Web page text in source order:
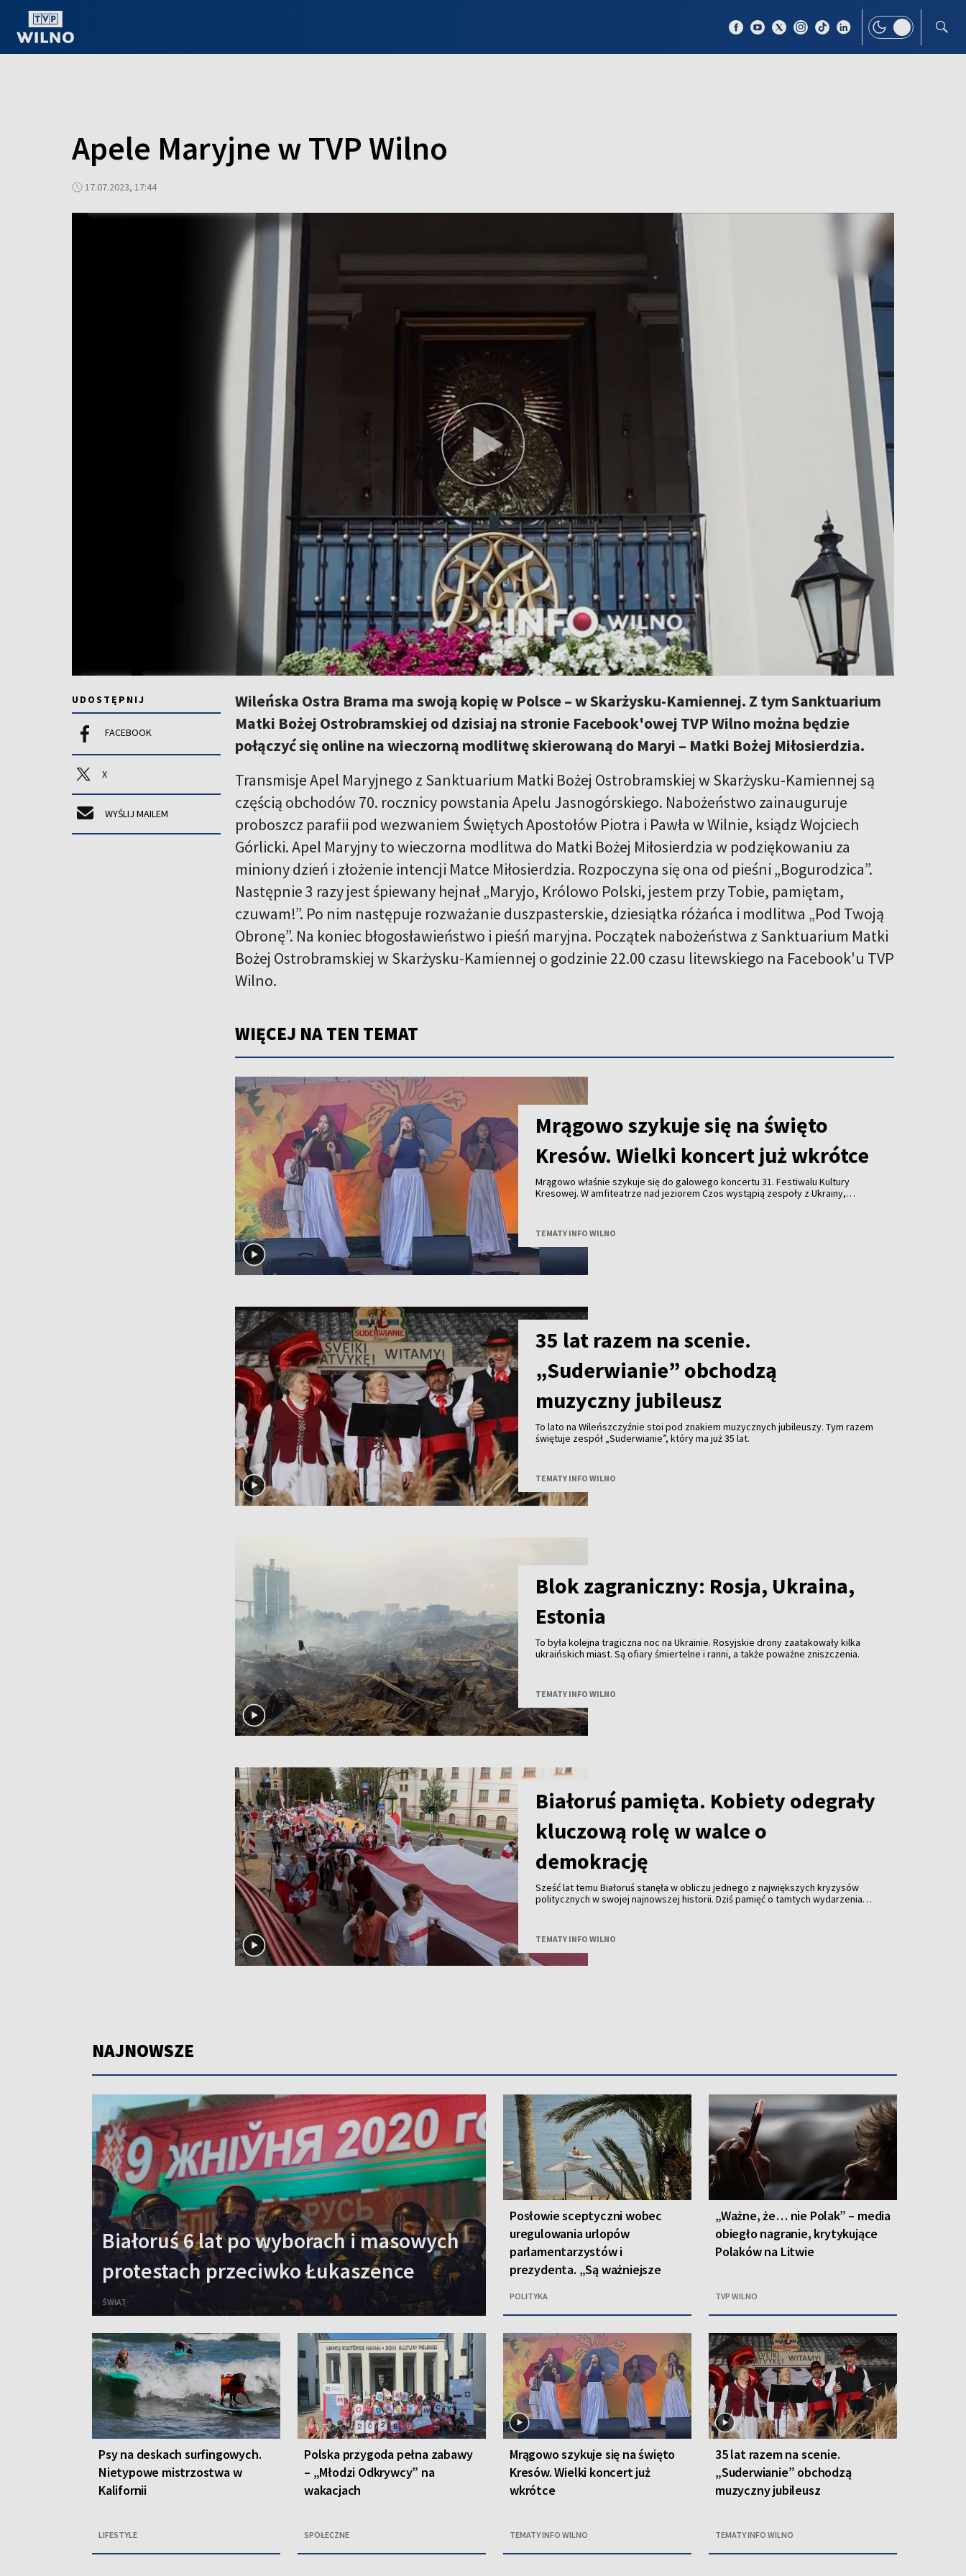
Apele Maryjne w TVP Wilno
17.07.2023, 17:44
UDOSTĘPNIJ
FACEBOOK
X
WYŚLIJ MAILEM
Wileńska Ostra Brama ma swoją kopię w Polsce – w Skarżysku-Kamiennej. Z tym Sanktuarium
Matki Bożej Ostrobramskiej od dzisiaj na stronie Facebook'owej TVP Wilno można będzie
połączyć się online na wieczorną modlitwę skierowaną do Maryi – Matki Bożej Miłosierdzia.
Transmisje Apel Maryjnego z Sanktuarium Matki Bożej Ostrobramskiej w Skarżysku-Kamiennej są
częścią obchodów 70. rocznicy powstania Apelu Jasnogórskiego. Nabożeństwo zainauguruje
proboszcz parafii pod wezwaniem Świętych Apostołów Piotra i Pawła w Wilnie, ksiądz Wojciech
Górlicki. Apel Maryjny to wieczorna modlitwa do Matki Bożej Miłosierdzia w podziękowaniu za
miniony dzień i złożenie intencji Matce Miłosierdzia. Rozpoczyna się ona od pieśni „Bogurodzica”.
Następnie 3 razy jest śpiewany hejnał „Maryjo, Królowo Polski, jestem przy Tobie, pamiętam,
czuwam!”. Po nim następuje rozważanie duszpasterskie, dziesiątka różańca i modlitwa „Pod Twoją
Obronę”. Na koniec błogosławieństwo i pieśń maryjna. Początek nabożeństwa z Sanktuarium Matki
Bożej Ostrobramskiej w Skarżysku-Kamiennej o godzinie 22.00 czasu litewskiego na Facebook'u TVP
Wilno.
WIĘCEJ NA TEN TEMAT
Mrągowo szykuje się na święto
Kresów. Wielki koncert już wkrótce
Mrągowo właśnie szykuje się do galowego koncertu 31. Festiwalu Kultury
Kresowej. W amfiteatrze nad jeziorem Czos wystąpią zespoły z Ukrainy,
TEMATY INFO WILNO
35 lat razem na scenie.
„Suderwianie” obchodzą
muzyczny jubileusz
To lato na Wileńszczyźnie stoi pod znakiem muzycznych jubileuszy. Tym razem
świętuje zespół „Suderwianie”, który ma już 35 lat.
TEMATY INFO WILNO
Blok zagraniczny: Rosja, Ukraina,
Estonia
To była kolejna tragiczna noc na Ukrainie. Rosyjskie drony zaatakowały kilka
ukraińskich miast. Są ofiary śmiertelne i ranni, a także poważne zniszczenia.
TEMATY INFO WILNO
Białoruś pamięta. Kobiety odegrały
kluczową rolę w walce o
demokrację
Sześć lat temu Białoruś stanęła w obliczu jednego z największych kryzysów
politycznych w swojej najnowszej historii. Dziś pamięć o tamtych wydarzeniach
TEMATY INFO WILNO
NAJNOWSZE
Białoruś 6 lat po wyborach i masowych
protestach przeciwko Łukaszence
ŚWIAT
Posłowie sceptyczni wobec
uregulowania urlopów
parlamentarzystów i
prezydenta. „Są ważniejsze
POLITYKA
„Ważne, że… nie Polak” – media
obiegło nagranie, krytykujące
Polaków na Litwie
TVP WILNO
Psy na deskach surfingowych.
Nietypowe mistrzostwa w
Kalifornii
LIFESTYLE
Polska przygoda pełna zabawy
– „Młodzi Odkrywcy” na
wakacjach
SPOŁECZNE
Mrągowo szykuje się na święto
Kresów. Wielki koncert już
wkrótce
TEMATY INFO WILNO
35 lat razem na scenie.
„Suderwianie” obchodzą
muzyczny jubileusz
TEMATY INFO WILNO